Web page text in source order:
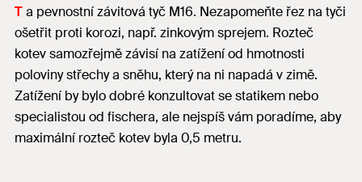
Ta pevnostní závitová tyč M16. Nezapomeňte řez na tyči
ošetřit proti korozi, např. zinkovým sprejem. Rozteč
kotev samozřejmě závisí na zatížení od hmotnosti
poloviny střechy a sněhu, který na ni napadá v zimě.
Zatížení by bylo dobré konzultovat se statikem nebo
specialistou od fischera, ale nejspíš vám poradíme, aby
maximální rozteč kotev byla 0,5 metru.